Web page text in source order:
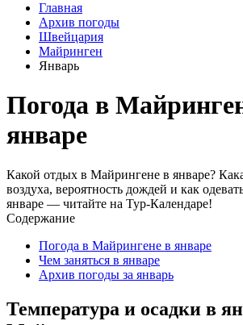
Главная
Архив погоды
Швейцария
Майринген
Январь
Погода в
январе
Какой отдых в Майрингене в январе?
воздуха, вероятность дождей и как
январе — читайте на Тур-Календаре!
Содержание
Погода в Майрингене в январе
Чем заняться в январе
Архив погоды за январь
Температура и осадки в